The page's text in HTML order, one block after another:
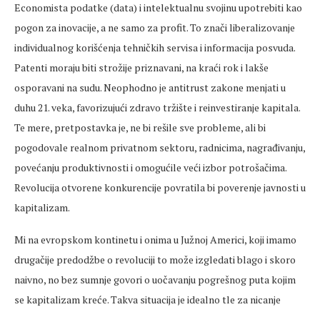
Economista podatke (data) i intelektualnu svojinu upotrebiti kao
pogon za inovacije, a ne samo za profit. To znači liberalizovanje
individualnog korišćenja tehničkih servisa i informacija posvuda.
Patenti moraju biti strožije priznavani, na kraći rok i lakše
osporavani na sudu. Neophodno je antitrust zakone menjati u
duhu 21. veka, favorizujući zdravo tržište i reinvestiranje kapitala.
Te mere, pretpostavka je, ne bi rešile sve probleme, ali bi
pogodovale realnom privatnom sektoru, radnicima, nagrađivanju,
povećanju produktivnosti i omogućile veći izbor potrošačima.
Revolucija otvorene konkurencije povratila bi poverenje javnosti u
kapitalizam.
Mi na evropskom kontinetu i onima u Južnoj Americi, koji imamo
drugačije predodžbe o revoluciji to može izgledati blago i skoro
naivno, no bez sumnje govori o uočavanju pogrešnog puta kojim
se kapitalizam kreće. Takva situacija je idealno tle za nicanje